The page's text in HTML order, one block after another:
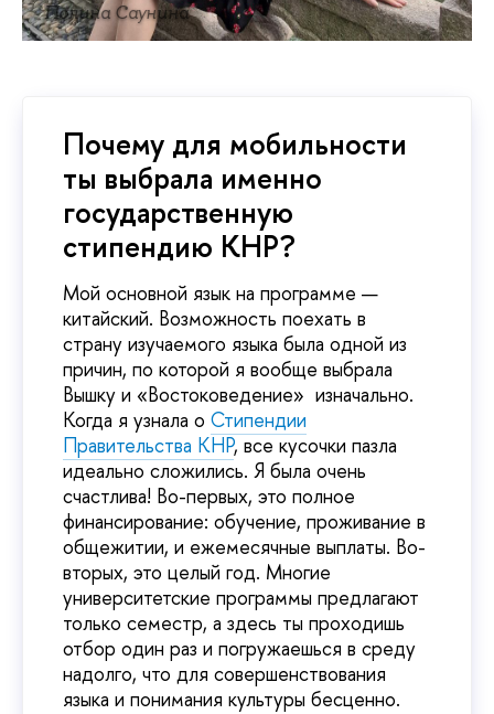
Полина Саунина
Почему для мобильности
ты выбрала именно
государственную
стипендию КНР?
Мой основной язык на программе —
китайский. Возможность поехать в
страну изучаемого языка была одной из
причин, по которой я вообще выбрала
Вышку и «Востоковедение» изначально.
Когда я узнала о Стипендии
Правительства КНР, все кусочки пазла
идеально сложились. Я была очень
счастлива! Во-первых, это полное
финансирование: обучение, проживание в
общежитии, и ежемесячные выплаты. Во-
вторых, это целый год. Многие
университетские программы предлагают
только семестр, а здесь ты проходишь
отбор один раз и погружаешься в среду
надолго, что для совершенствования
языка и понимания культуры бесценно.